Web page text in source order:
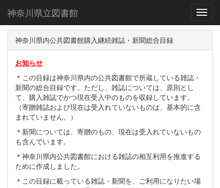
神奈川県立図書館
神奈川県内公共図書館購入継続雑誌・新聞総合目録
お知らせ
＊この目録は神奈川県内の公共図書館で所蔵している雑誌・
新聞の総合目録です。ただし、雑誌については、原則とし
て、購入雑誌でかつ現在受入中のものを収録しています。
（寄贈雑誌および現在は受入れていないものは、基本的に含
まれていません。）
＊新聞については、寄贈のもの、現在は受入れていないもの
も含んでいます。
＊神奈川県内公共図書館における雑誌の相互利用を推進する
ために作成しました。
＊この目録に載っている雑誌・新聞を、ご利用になりたい場